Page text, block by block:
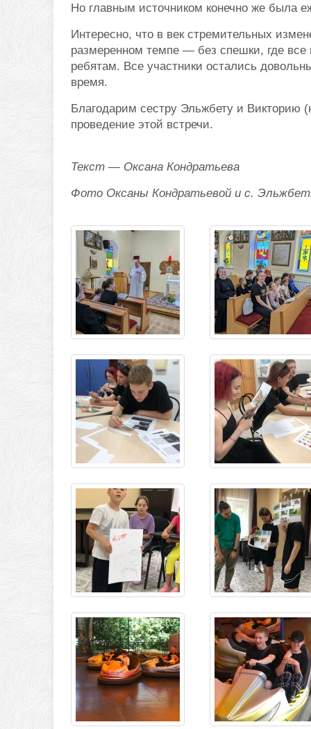
Но главным источником конечно же была
Интересно, что в век стремительных
размеренном темпе — без спешки, где
ребятам. Все участники остались
время.
Благодарим сестру Эльжбету и Викторию
проведение этой встречи.
Текст — Оксана Кондратьева
Фото Оксаны Кондратьевой и с.